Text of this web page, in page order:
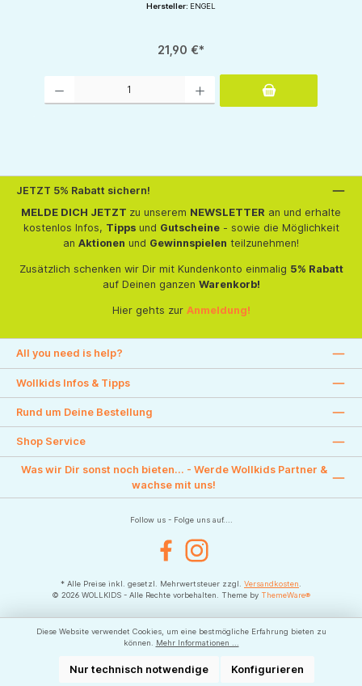
Hersteller: ENGEL
21,90 €*
JETZT 5% Rabatt sichern!
MELDE DICH JETZT zu unserem NEWSLETTER an und erhalte
kostenlos Infos, Tippsund Gutscheine- sowie die Möglichkeit
an Aktionen und Gewinnspielen teilzunehmen!
Zusätzlich schenken wir Dir mit Kundenkonto einmalig 5% Rabatt
auf Deinen ganzen Warenkorb!
Hier gehts zur Anmeldung!
All you need is help?
Wollkids Infos & Tipps
Rund um Deine Bestellung
Shop Service
Was wir Dir sonst noch bieten... - Werde Wollkids Partner &
wachse mit uns!
Follow us - Folge uns auf....
FacebookInstagram
* Alle Preise inkl. gesetzl. Mehrwertsteuer zzgl. Versandkosten
© 2026 WOLLKIDS - Alle Rechte vorbehalten. Theme by ThemeWare®
Diese Website verwendet Cookies, um eine bestmögliche Erfahrung bieten zu
können.
Mehr Informationen ...
Nur technisch notwendige Konfigurieren